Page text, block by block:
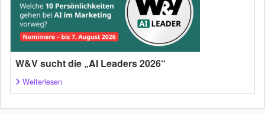
W&V sucht die „AI Leaders 2026“
Weiterlesen